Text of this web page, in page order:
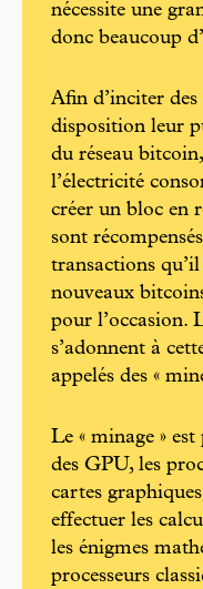
nécessite une
donc beaucoup
Afin d’inciter
disposition leur
du réseau
l’électricité
créer un bloc en
sont
transactions
nouveaux
pour l’occasion.
s’adonnent à
appelés des «
Le « minage »
des GPU, les
cartes
effectuer les
les énigmes
processeurs